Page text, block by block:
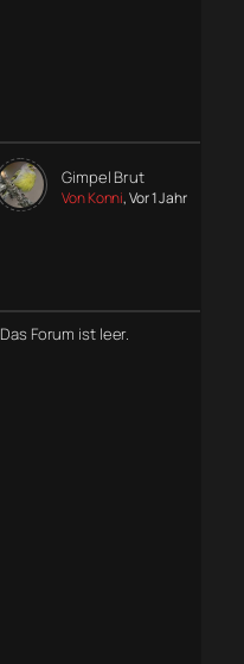
Gimpel Brut
Von Konni, Vor 1 Jahr
Das Forum ist leer.